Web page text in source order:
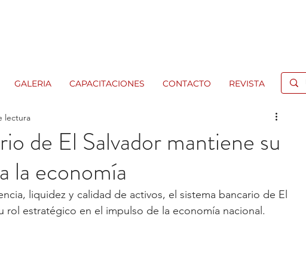
GALERIA CAPACITACIONES CONTACTO REVISTA
de El Salvador mantiene su
la economía
lectura
liquidez y calidad de activos, el sistema bancario de El
rol estratégico en el impulso de la economía nacional.